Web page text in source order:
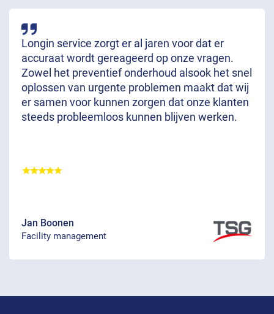
Longin service zorgt er al jaren voor dat er
accuraat wordt gereageerd op onze vragen.
Zowel het preventief onderhoud alsook het snel
oplossen van urgente problemen maakt dat wij
er samen voor kunnen zorgen dat onze klanten
steeds probleemloos kunnen blijven werken.
Jan Boonen
Facility management